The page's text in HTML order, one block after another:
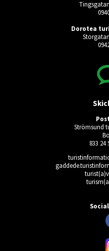
Dorotea
Strömsund
833 24